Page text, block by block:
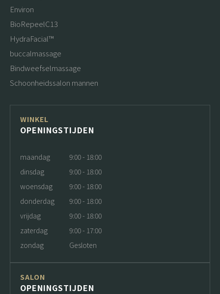
Environ
BioRepeelC13
HydraFacial™
buccalmassage
Bindweefselmassage
Schoonheidssalon mannen
WINKEL
OPENINGSTIJDEN
maandag
9:00 - 18:00
dinsdag
9:00 - 18:00
woensdag
9:00 - 18:00
donderdag
9:00 - 18:00
vrijdag
9:00 - 18:00
zaterdag
9:00 - 17:00
zondag
Gesloten
SALON
OPENINGSTIJDEN